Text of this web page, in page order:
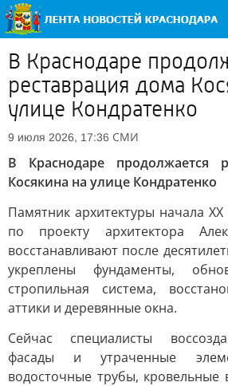
В Краснодаре
реставрация дома
улице Кондратенко
9 июля 2026, 17:36 СМИ
В Краснодаре продолжается
Косякина на улице Кондратенко
Памятник архитектуры начала
по проекту архитектора
восстанавливают после
укреплены фундаменты,
стропильная система,
аттики и деревянные окна.
Сейчас специалисты
фасады и утраченные
водосточные трубы,